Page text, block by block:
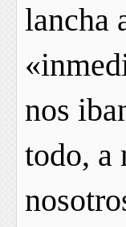
lancha
nos
todo, a